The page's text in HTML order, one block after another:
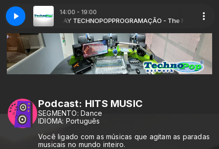
14:00 - 19:00
com DEEJAY TECHNOPOPPROGRAMAÇÃO - The New And The
(Radio Edit) Robin Schulz - Memories (Radio Edit)
Podcast: HITS MUSIC
SEGMENTO: Dance
IDIOMA: Português
Você ligado com as músicas que agitam as paradas
musicais no mundo inteiro.